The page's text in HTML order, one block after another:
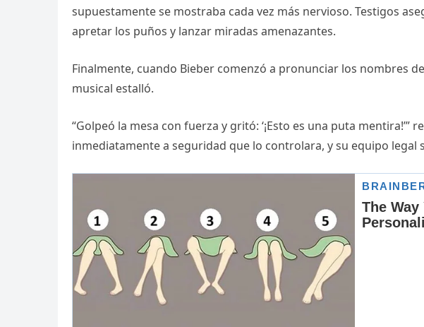
supuestamente se mostraba cada vez más nervioso. Testigos
apretar los puños y lanzar miradas amenazantes.
Finalmente, cuando Bieber comenzó a pronunciar los nombres
musical estalló.
“Golpeó la mesa con fuerza y gritó: ‘¡Esto es una puta
inmediatamente a seguridad que lo controlara, y su equipo legal